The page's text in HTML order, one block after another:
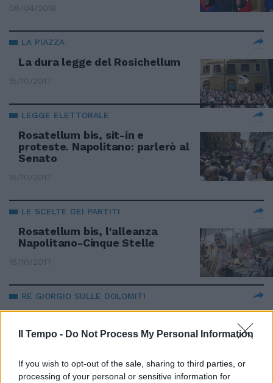
Il Tempo - Do Not Process My Personal Information
If you wish to opt-out of the sale, sharing to third parties, or
processing of your personal or sensitive information for
08/04/2018
LA PIAZZA
La dura legge del Rosichellum
15/10/2017
LEGGE ELETTORALE
Rosatellum bis, sit-in e
proteste. Napolitano: parlerò al
Senato
15/10/2017
LE SCELTE DEI PARTITI
Rosatellum bis, l'alleanza
Napolitano-Cinque Stelle
15/10/2017
RE GIORGIO SULLE DOLOMITI
La vacanza extra-lusso di
Napolitano con l'aereo di Stato
ERA SOPRAVVISSUTO ALLO SBARCO IN SICILIA DEL '43